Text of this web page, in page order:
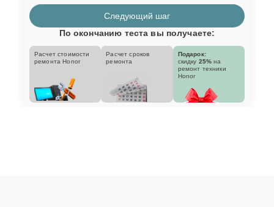
Следующий шаг
По окончанию теста вы получаете:
Расчет стоимости
ремонта Honor
Расчет сроков
ремонта
Подарок:
скидку 25% на
ремонт техники
Honor